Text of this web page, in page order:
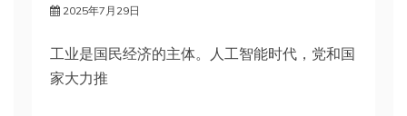
2025年7月29日
工业是国民经济的主体。人工智能时代，党和国
家大力推